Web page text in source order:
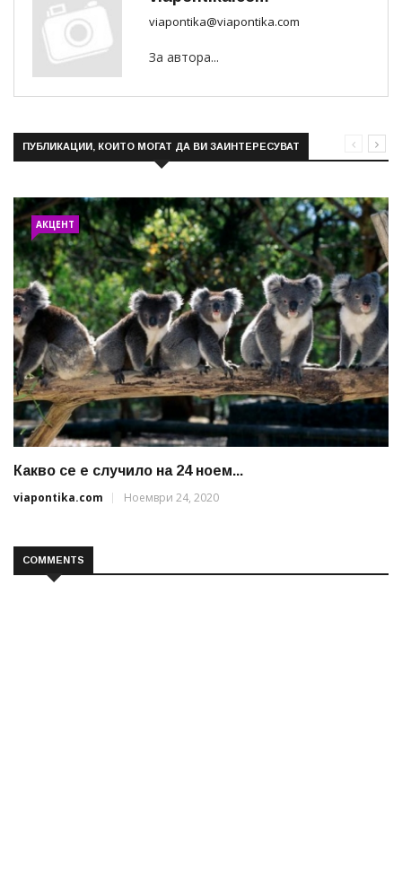
viapontika@viapontika.com
За автора...
ПУБЛИКАЦИИ, КОИТО МОГАТ ДА ВИ ЗАИНТЕРЕСУВАТ
АКЦЕНТ
Какво се е случило на 24 ноем...
viapontika.com
Ноември 24, 2020
COMMENTS